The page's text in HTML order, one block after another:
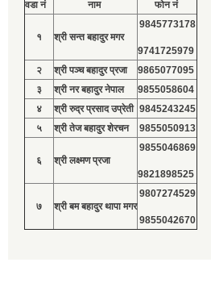
वडा नं नाम फोन नं
१ श्री सन्त बहादुर मगर
9845773178
9741725979
२
श्री पञ्च बहादुर प्रजा
9865077095
३
श्री नर बहादुर नेपाल
9855058604
४
श्री रुद्र प्रसाद उप्रेती 9845243245
५
श्री तेज बहादुर शेरचन 9855050913
६ श्री लक्ष्मण प्रजा
9855046869
9821898525
७ श्री बम बहादुर थापा मगर
9807274529
9855042670